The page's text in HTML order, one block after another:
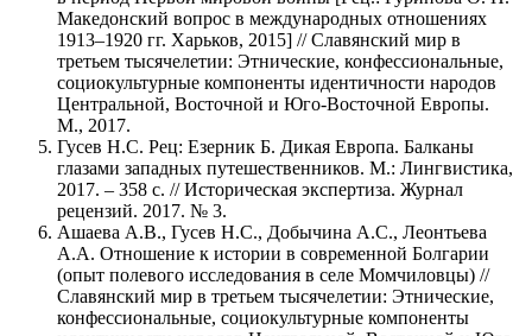
Македонский вопрос в международных отношениях
1913–1920 гг. Харьков, 2015] // Славянский мир в
третьем тысячелетии: Этнические, конфессиональные,
социокультурные компоненты идентичности народов
Центральной, Восточной и Юго-Восточной Европы.
М., 2017.
Гусев Н.С. Рец: Езерник Б. Дикая Европа. Балканы
глазами западных путешественников. М.: Лингвистика,
2017. – 358 с. // Историческая экспертиза. Журнал
рецензий. 2017. № 3.
Ашаева А.В., Гусев Н.С., Добычина А.С., Леонтьева
А.А. Отношение к истории в современной Болгарии
(опыт полевого исследования в селе Момчиловцы) //
Славянский мир в третьем тысячелетии: Этнические,
конфессиональные, социокультурные компоненты